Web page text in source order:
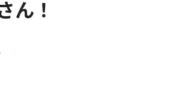
ん！